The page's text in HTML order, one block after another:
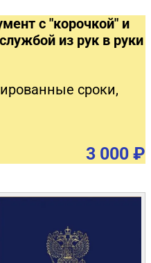
с "корочкой" и
из рук в руки
сроки,
3 000 ₽